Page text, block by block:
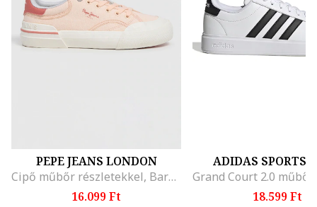
PEPE JEANS LONDON
Cipő műbőr részletekkel, Barackszín/Koptatott piros
16.099 Ft
ADIDAS
18.599 Ft